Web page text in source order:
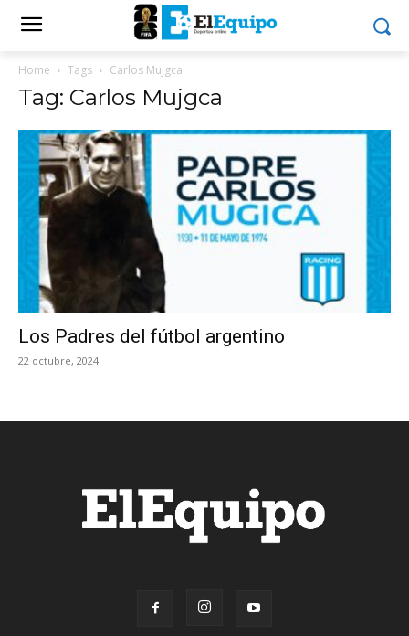
Home Tags Carlos Mujgca
Tag: Carlos Mujgca
Los Padres del fútbol argentino
22 octubre, 2024